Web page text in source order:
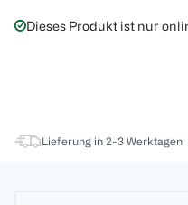
Dieses Produkt ist nur
Lieferung in 2-3 Werktagen